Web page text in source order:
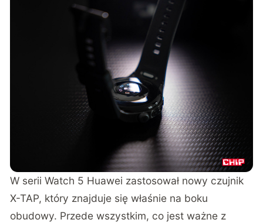
W serii Watch 5 Huawei zastosował nowy czujnik
X-TAP, który znajduje się właśnie na boku
obudowy. Przede wszystkim, co jest ważne z